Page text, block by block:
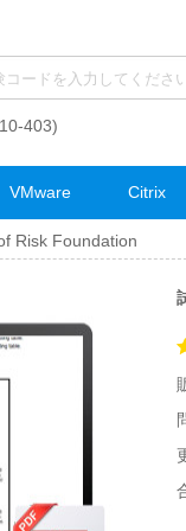
403)
VMware Citrix
Risk Foundation